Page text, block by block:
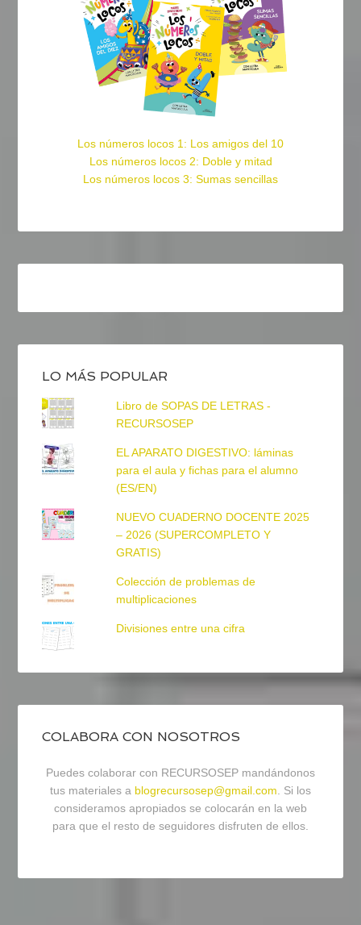
Los números locos 1: Los amigos del 10
Los números locos 2: Doble y mitad
Los números locos 3: Sumas sencillas
LO MÁS POPULAR
Libro de SOPAS DE LETRAS -
RECURSOSEP
EL APARATO DIGESTIVO: láminas
para el aula y fichas para el alumno
(ES/EN)
NUEVO CUADERNO DOCENTE 2025
– 2026 (SUPERCOMPLETO Y
GRATIS)
Colección de problemas de
multiplicaciones
Divisiones entre una cifra
COLABORA CON NOSOTROS
Puedes colaborar con RECURSOSEP mandándonos
tus materiales a blogrecursosep@gmail.com . Si los
consideramos apropiados se colocarán en la web
para que el resto de seguidores disfruten de ellos.